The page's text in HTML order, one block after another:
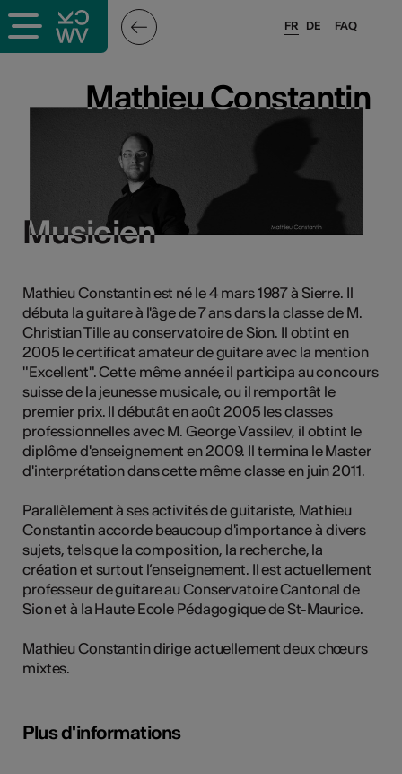
culturels
FAQ
FR DE
Mathieu Constantin
Musicien
Mathieu Constantin
Musicien
Mathieu Constantin est né le 4 mars 1987 à Sierre. Il
débuta la guitare à l'âge de 7 ans dans la classe de M.
Christian Tille au conservatoire de Sion. Il obtint en
2005 le certificat amateur de guitare avec la mention
"Excellent". Cette même année il participa au concours
suisse de la jeunesse musicale, ou il remportât le
premier prix. Il débutât en août 2005 les classes
professionnelles avec M. George Vassilev, il obtint le
diplôme d'enseignement en 2009. Il termina le Master
d'interprétation dans cette même classe en juin 2011.
Parallèlement à ses activités de guitariste, Mathieu
Constantin accorde beaucoup d'importance à divers
sujets, tels que la composition, la recherche, la
création et surtout l’enseignement. Il est actuellement
professeur de guitare au Conservatoire Cantonal de
Sion et à la Haute Ecole Pédagogique de St-Maurice.
Mathieu Constantin dirige actuellement deux chœurs
mixtes.
Plus d'informations